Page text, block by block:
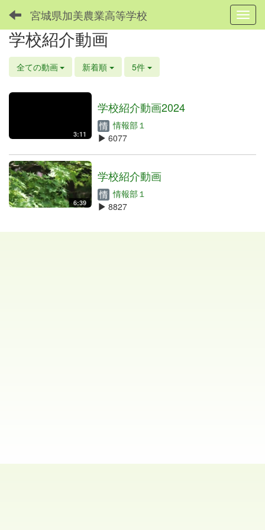
宮城県加美農業高等学校
学校紹介動画
全ての動画 新着順 5件
3:11
学校紹介動画2024
情報部１
6077
6:39
学校紹介動画
情報部１
8827